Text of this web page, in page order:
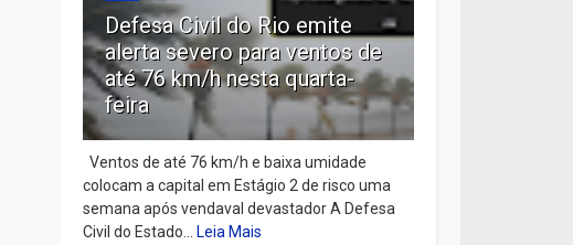
Defesa Civil do Rio emite
alerta severo para ventos de
até 76 km/h nesta quarta-
feira
Ventos de até 76 km/h e baixa umidade
colocam a capital em Estágio 2 de risco uma
semana após vendaval devastador A Defesa
Civil do Estado...Leia Mais